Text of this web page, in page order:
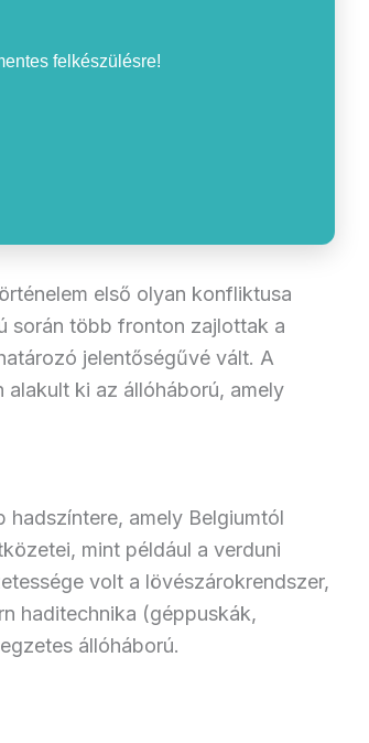
felkészülésre!
első olyan konfliktusa
során több fronton zajlottak a
jelentőségűvé vált. A
ki az állóháború, amely
amely Belgiumtól
mint például a verduni
volt a lövészárokrendszer,
haditechnika (géppuskák,
állóháború.